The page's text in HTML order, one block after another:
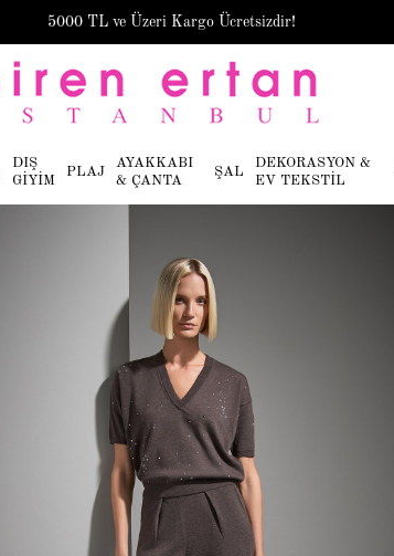
5000 TL ve Üzeri Kargo Ücretsizdir!
DIŞ
GİYİM
PLAJ
AYAKKABI
& ÇANTA
ŞAL
DEKORASYON &
EV TEKSTİL